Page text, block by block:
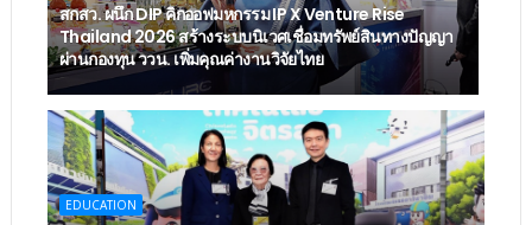
สกสว. ผนึก DIP คิกออฟมหกรรม IP X Venture Rise
Thailand 2026 สร้างระบบนิเวศเชื่อมทรัพย์สินทางปัญญา
ผ่านกองทุน ววน. เพิ่มคุณค่างานวิจัยไทย
EDUCATION